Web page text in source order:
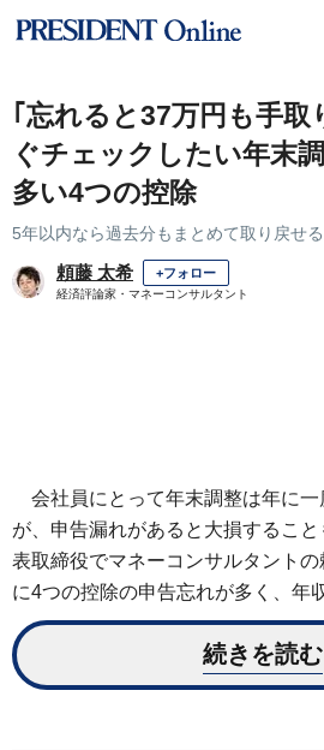
｢忘れると37万円も手取
ぐチェックしたい年末
多い4つの控除
5年以内なら過去分もまとめて取り戻せる
頼藤 太希 +フォロー
経済評論家・マネーコンサルタント
会社員にとって年末調整は年に
が、申告漏れがあると大損するこ
表取締役でマネーコンサルタントの
に4つの控除の申告忘れが多く、年
続きを読む